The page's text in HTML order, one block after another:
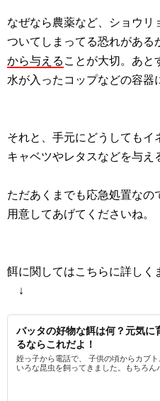
なぜなら農薬など、ショウ
ついてしまってる恐れがある
から与える ことが大切。あと
水が入ったコップなどの容器
それと、手元にどうしてもイ
キャベツやレタスなどを与え
ただあくまでも応急処置なの
用意してあげてくださいね。
餌に関してはこちらに詳しく
↓
バッタの好物な餌は何？元気に
るならこれだよ！
姪っ子から電話で、 子供の頃からカブ
いろな昆虫を飼ってきました。もちろん